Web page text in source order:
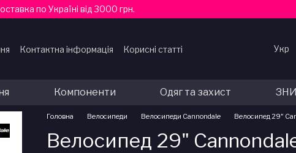
по Україні від 3000 грн.
Контактна інформація
Корисні статті
Укр
Компоненти Одяг та захист
Головна Велосипеди Велосипеди Cannondale Велосипед 29"
Велосипед 29"